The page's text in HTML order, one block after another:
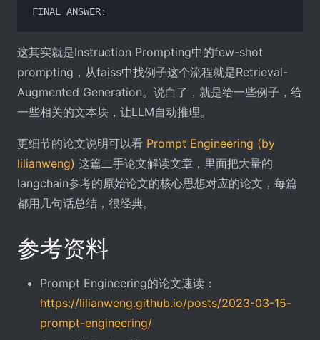
FINAL ANSWER:
这其实就是Instruction Prompting中的few-shot
prompting，从faiss中找例子这个流程就是Retrieval-
Augmented Generation。说白了，就是给一些例子，给
一些相关的文本块，让LLM自动推理。
更细节的论文说明可以看 Prompt Engineering (by
lilianweng) 这篇二手论文解读文章，里面把大量的
langchain参考的原始论文的核心思想对应的论文，每篇
都用几句话总结，很经典。
参考资料
Prompt Engineering的论文速读：
https://lilianweng.github.io/posts/2023-03-15-
prompt-engineering/